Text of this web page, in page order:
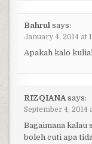
Bahrul says:
January 4, 2014 at
Apakah kalo
RIZQIANA says:
September 4, 2014
Bagaimana kalau
boleh cuti apa